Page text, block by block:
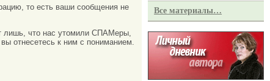
то есть ваши сообщения не
лишь, что нас утомили СПАМеры,
отнесетесь к ним с пониманием.
Все материалы…